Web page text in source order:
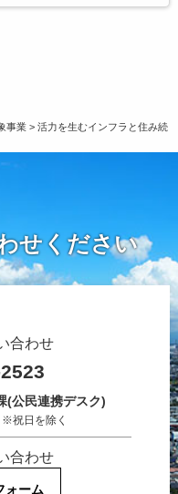
事業> 活力を生むインフラと住み続
せください
合わせ
(公民連携デスク)
祝日を除く
合わせ
ォーム